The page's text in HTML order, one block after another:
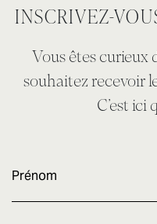
INSCRIVEZ-
Vous êtes curieux
souhaitez recevoir
C’est ici
Prénom